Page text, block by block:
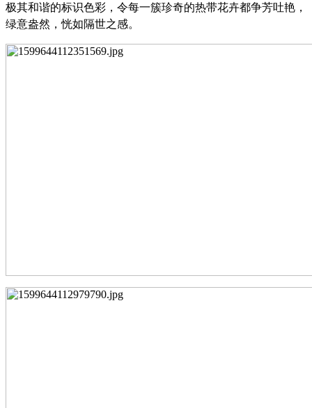
极其和谐的标识色彩，令每一簇珍奇的热带花卉都争芳吐艳，
绿意盎然，恍如隔世之感。